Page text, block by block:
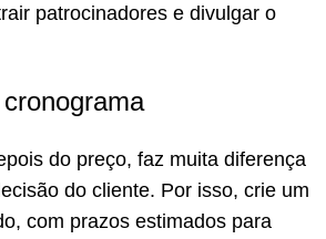
patrocinadores e divulgar o
do preço, faz muita diferença
do cliente. Por isso, crie um
com prazos estimados para